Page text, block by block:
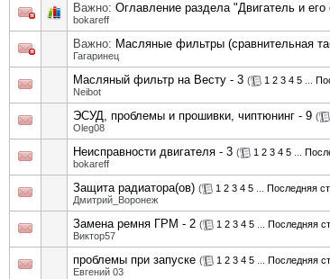
Важно: Оглавление раздела "Двигатель и его
bokareff
Важно: Масляные фильтры (сравнительная
Гагаринец
Масляный фильтр на Весту - 3 ( 1 2 3 4 5
Neibot
ЭСУД, проблемы и прошивки, чиптюнинг - 9 (
Oleg08
Неисправности двигателя - 3 ( 1 2 3 4 5
bokareff
Защита радиатора(ов) ( 1 2 3 4 5 Последняя
Дмитрий_Воронеж
Замена ремня ГРМ - 2 ( 1 2 3 4 5 Последняя
Виктор57
проблемы при запуске ( 1 2 3 4 5 Последняя
Евгений 03